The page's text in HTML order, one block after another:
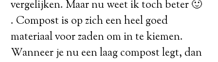
vergelijken. Maar nu weet ik toch beter 🙂
. Compost is op zich een heel goed
materiaal voor zaden om in te kiemen.
Wanneer je nu een laag compost legt, dan